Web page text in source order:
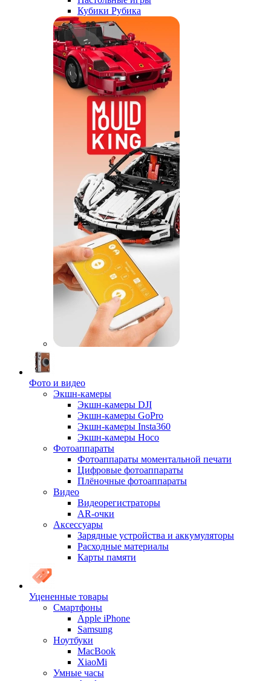
Кубики Рубика
Фото и видео
Экшн-камеры
Экшн-камеры DJI
Экшн-камеры GoPro
Экшн-камеры Insta360
Экшн-камеры Hoco
Фотоаппараты
Фотоаппараты моментальной печати
Цифровые фотоаппараты
Плёночные фотоаппараты
Видео
Видеорегистраторы
AR-очки
Аксессуары
Зарядные устройства и аккумуляторы
Расходные материалы
Карты памяти
Уцененные товары
Cмартфоны
Apple iPhone
Samsung
Ноутбуки
MacBook
XiaoMi
Умные часы